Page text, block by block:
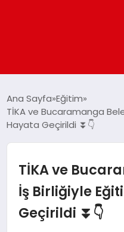
GÜNDEM
DÜNYA
EĞITIM
Ana Sayfa Eğitim
TİKA ve Bucaramanga
Hayata Geçirildi ⏬👇
TİKA ve
İş Birliğiyle
Geçirildi ⏬👇